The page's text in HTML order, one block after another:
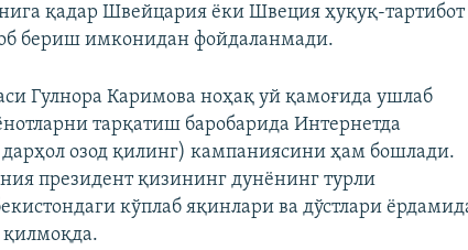
қадар Швейцария ёки Швеция ҳуқуқ-тартибот
бериш имконидан фойдаланмади.
Гулнора Каримова ноҳақ уй қамоғида ушлаб
тарқатиш баробарида Интернетда
озод қилинг) кампаниясини ҳам бошлади.
президент қизининг дунёнинг турли
кўплаб яқинлари ва дўстлари
қилмоқда.